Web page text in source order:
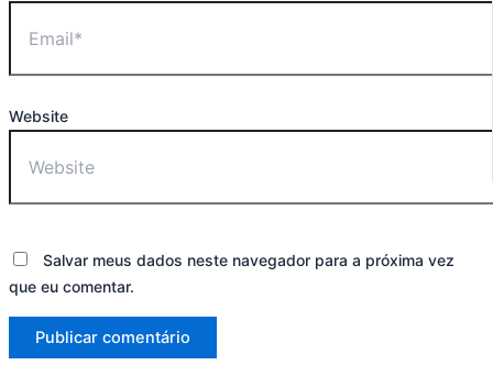
Website
Salvar meus dados neste navegador para a próxima vez
que eu comentar.